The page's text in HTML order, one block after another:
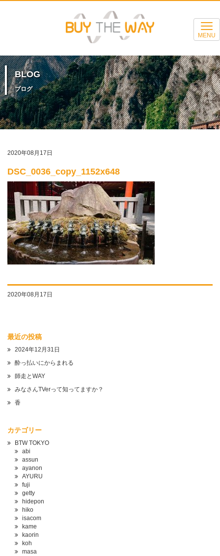
MENU
BLOG
ブログ
2020年08月17日
DSC_0036_copy_1152x648
2020年08月17日
最近の投稿
2024年12月31日
酔っ払いにからまれる
師走とWAY
みなさんTVerって知ってますか？
香
カテゴリー
BTW TOKYO
abi
assun
ayanon
AYURU
fuji
getty
hidepon
hiko
isacom
kame
kaorin
koh
masa